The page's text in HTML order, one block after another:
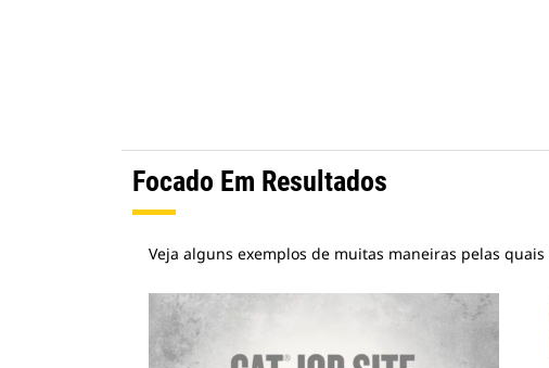
Focado Em Resultados
Veja alguns exemplos de muitas maneiras pelas